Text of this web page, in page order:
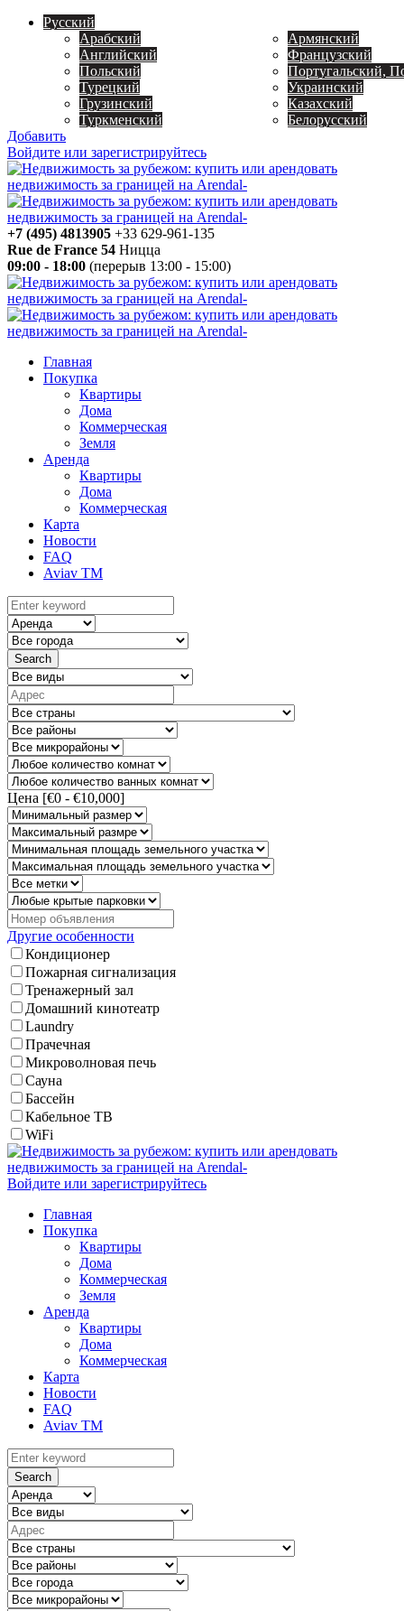
Русский
Арабский
Армянский
Английский
Французский
Польский
Португальский,
Турецкий
Украинский
Грузинский
Казахский
Туркменский
Белорусский
Добавить
Войдите или зарегистрируйтесь
+7 (495) 4813905 +33 629-961-135
Rue de France 54 Ницца
09:00 - 18:00 (перерыв 13:00 - 15:00)
Главная
Покупка
Квартиры
Дома
Коммерческая
Земля
Аренда
Квартиры
Дома
Коммерческая
Карта
Новости
FAQ
Aviav TM
Search
Цена [€0 - €10,000]
Другие особенности
Кондиционер
Пожарная сигнализация
Тренажерный зал
Домашний кинотеатр
Laundry
Прачечная
Микроволновая печь
Сауна
Бассейн
Кабельное ТВ
WiFi
Войдите или зарегистрируйтесь
Главная
Покупка
Квартиры
Дома
Коммерческая
Земля
Аренда
Квартиры
Дома
Коммерческая
Карта
Новости
FAQ
Aviav TM
Search